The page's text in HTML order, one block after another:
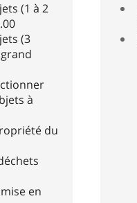
(1 à 2
(3
à
du
en